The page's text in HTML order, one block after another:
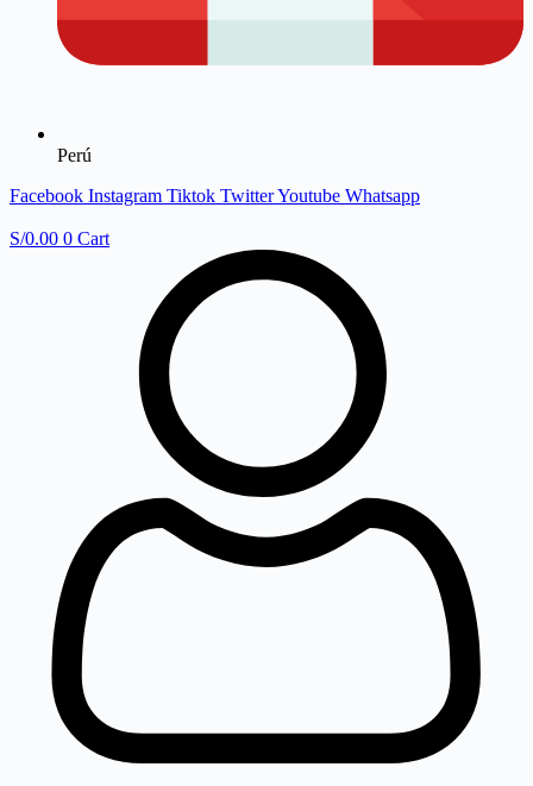
Perú
Facebook Instagram Tiktok TwitterYoutube Whatsapp
S/0.00 0 Cart